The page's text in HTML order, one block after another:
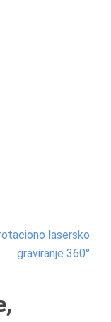
lasersko
graviranje 360°